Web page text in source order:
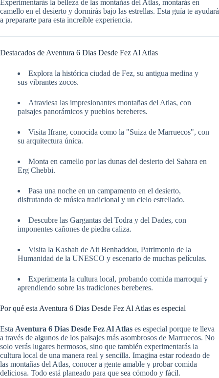
Experimentarás la belleza de las montañas del Atlas, montarás en
camello en el desierto y dormirás bajo las estrellas. Esta guía te ayudará
a prepararte para esta increíble experiencia.
Destacados de Aventura 6 Dias Desde Fez Al Atlas
Explora la histórica ciudad de Fez, su antigua medina y
sus vibrantes zocos.
Atraviesa las impresionantes montañas del Atlas, con
paisajes panorámicos y pueblos bereberes.
Visita Ifrane, conocida como la "Suiza de Marruecos", con
su arquitectura única.
Monta en camello por las dunas del desierto del Sahara en
Erg Chebbi.
Pasa una noche en un campamento en el desierto,
disfrutando de música tradicional y un cielo estrellado.
Descubre las Gargantas del Todra y del Dades, con
imponentes cañones de piedra caliza.
Visita la Kasbah de Ait Benhaddou, Patrimonio de la
Humanidad de la UNESCO y escenario de muchas películas.
Experimenta la cultura local, probando comida marroquí y
aprendiendo sobre las tradiciones bereberes.
Por qué esta Aventura 6 Dias Desde Fez Al Atlas es especial
Esta Aventura 6 Dias Desde Fez Al Atlas es especial porque te lleva
a través de algunos de los paisajes más asombrosos de Marruecos. No
solo verás lugares hermosos, sino que también experimentarás la
cultura local de una manera real y sencilla. Imagina estar rodeado de
las montañas del Atlas, conocer a gente amable y probar comida
deliciosa. Todo está planeado para que sea cómodo y fácil.